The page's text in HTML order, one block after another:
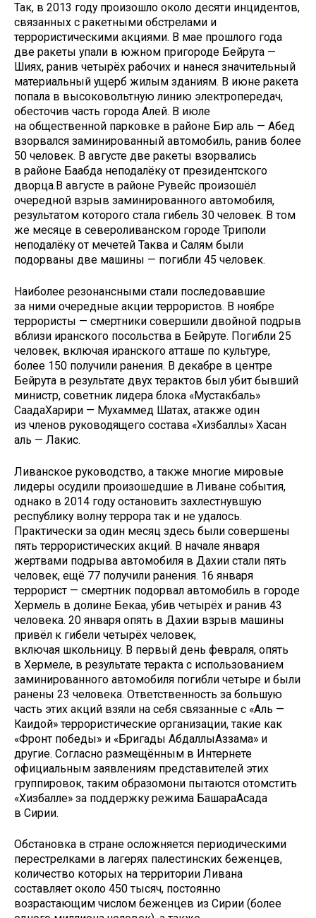
Так, в 2013 году произошло около десяти инцидентов,
связанных с ракетными обстрелами и
террористическими акциями. В мае прошлого года
две ракеты упали в южном пригороде Бейрута —
Шиях, ранив четырёх рабочих и нанеся значительный
материальный ущерб жилым зданиям. В июне ракета
попала в высоковольтную линию электропередач,
обесточив часть города Алей. В июле
на общественной парковке в районе Бир аль — Абед
взорвался заминированный автомобиль, ранив более
50 человек. В августе две ракеты взорвались
в районе Баабда неподалёку от президентского
дворца.В августе в районе Рувейс произошёл
очередной взрыв заминированного автомобиля,
результатом которого стала гибель 30 человек. В том
же месяце в североливанском городе Триполи
неподалёку от мечетей Таква и Салям были
подорваны две машины — погибли 45 человек.
Наиболее резонансными стали последовавшие
за ними очередные акции террористов. В ноябре
террористы — смертники совершили двойной подрыв
вблизи иранского посольства в Бейруте. Погибли 25
человек, включая иранского атташе по культуре,
более 150 получили ранения. В декабре в центре
Бейрута в результате двух терактов был убит бывший
министр, советник лидера блока «Мустакбаль»
СаадаХарири — Мухаммед Шатах, атакже один
из членов руководящего состава «Хизбаллы» Хасан
аль — Лакис.
Ливанское руководство, а также многие мировые
лидеры осудили произошедшие в Ливане события,
однако в 2014 году остановить захлестнувшую
республику волну террора так и не удалось.
Практически за один месяц здесь были совершены
пять террористических акций. В начале января
жертвами подрыва автомобиля в Дахии стали пять
человек, ещё 77 получили ранения. 16 января
террорист — смертник подорвал автомобиль в городе
Хермель в долине Бекаа, убив четырёх и ранив 43
человека. 20 января опять в Дахии взрыв машины
привёл к гибели четырёх человек,
включая школьницу. В первый день февраля, опять
в Хермеле, в результате теракта с использованием
заминированного автомобиля погибли четыре и были
ранены 23 человека. Ответственность за большую
часть этих акций взяли на себя связанные с «Аль —
Каидой» террористические организации, такие как
«Фронт победы» и «Бригады АбдаллыАззама» и
другие. Согласно размещённым в Интернете
официальным заявлениям представителей этих
группировок, таким образомони пытаются отомстить
«Хизбалле» за поддержку режима БашараАсада
в Сирии.
Обстановка в стране осложняется периодическими
перестрелками в лагерях палестинских беженцев,
количество которых на территории Ливана
составляет около 450 тысяч, постоянно
возрастающим числом беженцев из Сирии (более